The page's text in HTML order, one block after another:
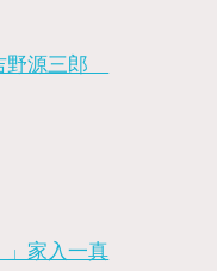
野源三郎
」家入一真